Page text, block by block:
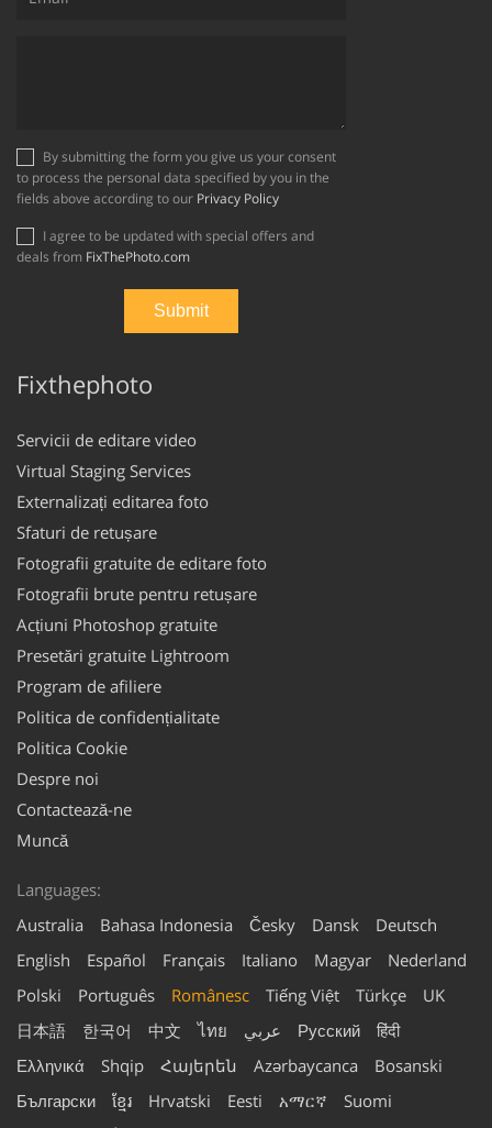
to process the personal data specified by you in the
fields above according to our Privacy Policy
deals from FixThePhoto.com
Fixthephoto
Servicii de editare video
Virtual Staging Services
Externalizați editarea foto
Sfaturi de retușare
Fotografii gratuite de editare foto
Fotografii brute pentru retușare
Acțiuni Photoshop gratuite
Presetări gratuite Lightroom
Program de afiliere
Politica de confidențialitate
Politica Cookie
Despre noi
Contactează-ne
Muncă
Languages:
Australia
Bahasa Indonesia Česky Dansk
Deutsch
English
Español Français Italiano Magyar
Nederland
Polski
Português Românesc Tiếng Việt Türkçe
UK
日本語
한국어 中文 ไทย عربي Русский
हिंदी
Ελληνικά
Shqip Հայերեն Azərbaycanca
Bosanski
Български
ខ្មែរ Hrvatski Eesti አማርኛ
Suomi